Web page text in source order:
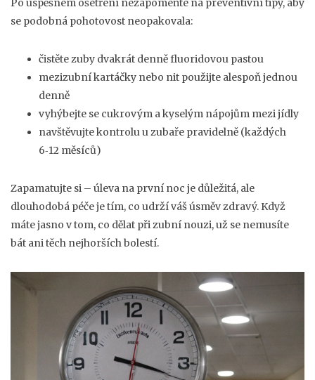
Po úspěšném ošetření nezapomeňte na preventivní tipy, aby
se podobná pohotovost neopakovala:
čistěte zuby dvakrát denně fluoridovou pastou
mezizubní kartáčky nebo nit použijte alespoň jednou
denně
vyhýbejte se cukrovým a kyselým nápojům mezi jídly
navštěvujte kontrolu u zubaře pravidelně (každých
6‑12 měsíců)
Zapamatujte si – úleva na první noc je důležitá, ale
dlouhodobá péče je tím, co udrží váš úsměv zdravý. Když
máte jasno v tom, co dělat při zubní nouzi, už se nemusíte
bát ani těch nejhorších bolestí.